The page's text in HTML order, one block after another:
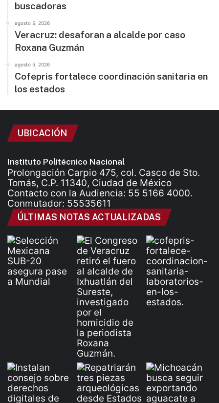
buscadoras
agosto 5, 2026
Veracruz: desaforan a alcalde por caso
Roxana Guzmán
agosto 5, 2026
Cofepris fortalece coordinación sanitaria en
los estados
UBICACIÓN
Instituto Politécnico Nacional
Prolongación Carpio 475, col. Casco de Sto.
Tomás, C.P. 11340, Ciudad de México
Contacto con la Audiencia: 55 5166 4000.
Conmutador: 55535611
ÚLTIMAS NOTAS ACTUALIZADAS